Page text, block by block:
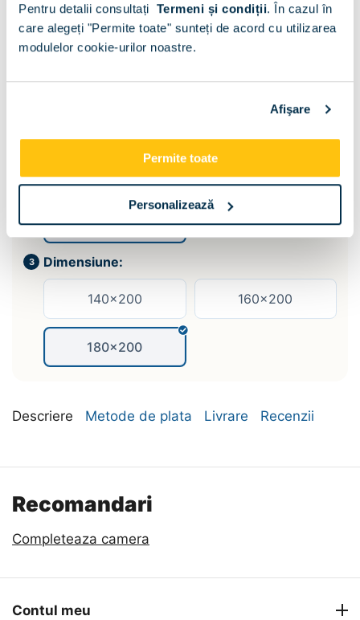
Pentru detalii consultați Termeni și condiții. În cazul în
care alegeți "Permite toate" sunteți de acord cu utilizarea
modulelor cookie-urilor noastre.
Afişare
Permite toate
Personalizează
Suport saltea:
Somiera si lada pat
Dimensiune:
140x200 160x200
180x200
Descriere Metode de plata Livrare Recenzii
Recomandari
Completeaza camera
Contul meu